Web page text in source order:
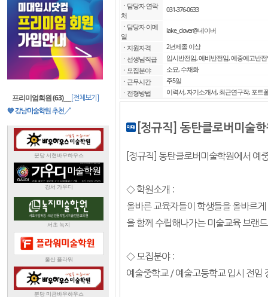
프리미엄회원 (63)___
[전체보기]
💙 강남미술학원 추천↗
ㆍ 담당자 연락
처
031-376-0633
ㆍ 담당자 이메
일
lake_clover@네이버
ㆍ 지원자격
2년제졸 이상
ㆍ 선생님직급
입시반전임, 예비반전임, 예중예고반
ㆍ 모집분야
소묘, 수채화
ㆍ 근무시간
주5일
ㆍ 전형방법 이력서, 자기소개서, 최근연구작, 포트
[정규직] 동탄클로버미술
[정규직] 동탄클로버미술학원에서 예
◇ 학원소개 :
올바른 교육자들이 학생들을 올바르
을 함께 수립해나가는 미술교육 브랜
◇ 모집분야 :
예술중학교 / 예술고등학교 입시 전임